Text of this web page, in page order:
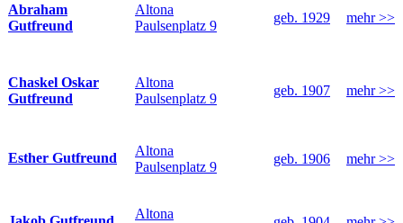
Abraham
Gutfreund
Altona
Paulsenplatz 9
geb. 1929 mehr >>
Chaskel Oskar
Gutfreund
Altona
Paulsenplatz 9
geb. 1907 mehr >>
Esther Gutfreund
Altona
Paulsenplatz 9
geb. 1906 mehr >>
Altona